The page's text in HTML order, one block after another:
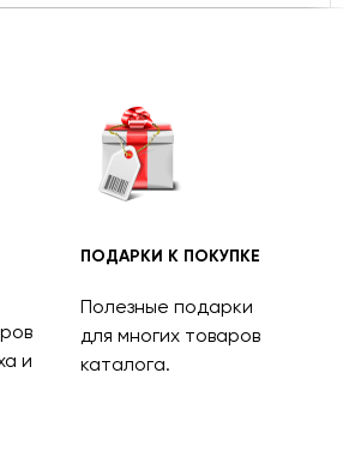
и
ПОДАРКИ К ПОКУПКЕ
Полезные подарки
для многих товаров
каталога.